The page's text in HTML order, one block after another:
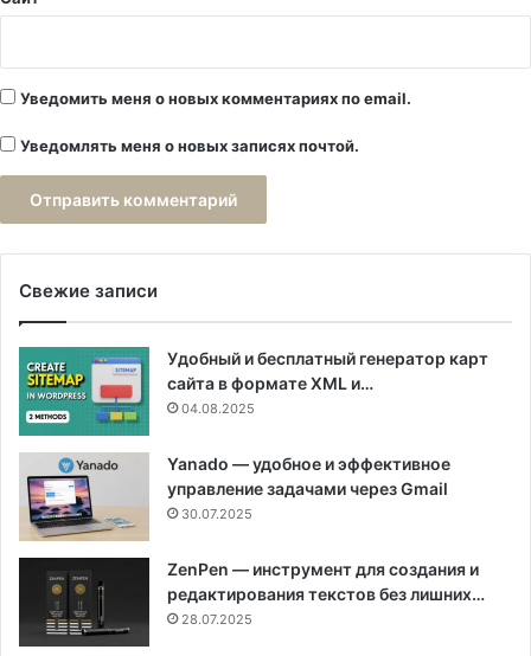
Уведомить меня о новых комментариях по email.
Уведомлять меня о новых записях почтой.
Свежие записи
Удобный и бесплатный генератор карт
сайта в формате XML и…
04.08.2025
Yanado — удобное и эффективное
управление задачами через Gmail
30.07.2025
ZenPen — инструмент для создания и
редактирования текстов без лишних…
28.07.2025